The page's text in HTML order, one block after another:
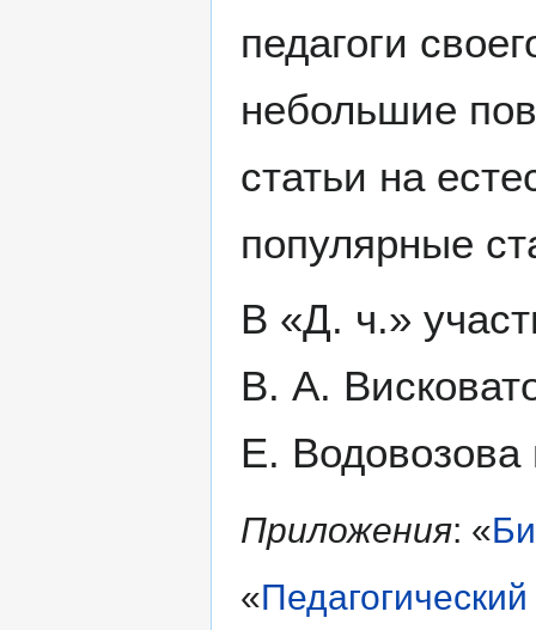
педагоги
небольшие
статьи на
популярные
В «Д. ч.»
В. А.
Е. Водовозова
Приложения: «
«